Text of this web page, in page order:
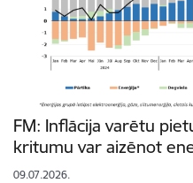
FM: Inflācija varētu
kritumu var aizēnot
09.07.2026.